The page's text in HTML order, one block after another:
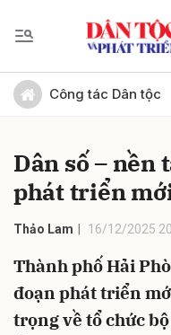
Công tác Dân tộc
Dân số – nền
phát triển
Thảo Lam 16/12/2025
Thành phố Hải
đoạn phát triển
trọng về tổ chức
Gửi bình luận